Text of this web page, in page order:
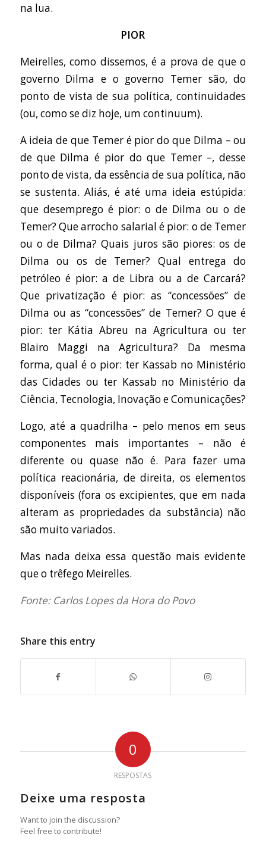
na lua.
PIOR
Meirelles, como dissemos, é a prova de que o
governo Dilma e o governo Temer são, do
ponto de vista de sua política, continuidades
(ou, como se diz hoje, um continuum).
A ideia de que Temer é pior do que Dilma – ou
de que Dilma é pior do que Temer –, desse
ponto de vista, da essência de sua política, não
se sustenta. Aliás, é até uma ideia estúpida:
que desemprego é pior: o de Dilma ou o de
Temer? Que arrocho salarial é pior: o de Temer
ou o de Dilma? Quais juros são piores: os de
Dilma ou os de Temer? Qual entrega do
petróleo é pior: a de Libra ou a de Carcará?
Que privatização é pior: as “concessões” de
Dilma ou as “concessões” de Temer? O que é
pior: ter Kátia Abreu na Agricultura ou ter
Blairo Maggi na Agricultura? Da mesma
forma, qual é o pior: ter Kassab no Ministério
das Cidades ou ter Kassab no Ministério da
Ciência, Tecnologia, Inovação e Comunicações?
Logo, até a quadrilha – pelo menos em seus
componentes mais importantes – não é
diferente ou quase não é. Para fazer uma
política reacionária, de direita, os elementos
disponíveis (fora os excipientes, que em nada
alteram as propriedades da substância) não
são muito variados.
Mas nada deixa essa questão mais evidente
que o trêfego Meirelles.
Fonte: Carlos Lopes da Hora do Povo
Share this entry
0
RESPOSTAS
Deixe uma resposta
Want to join the discussion?
Feel free to contribute!